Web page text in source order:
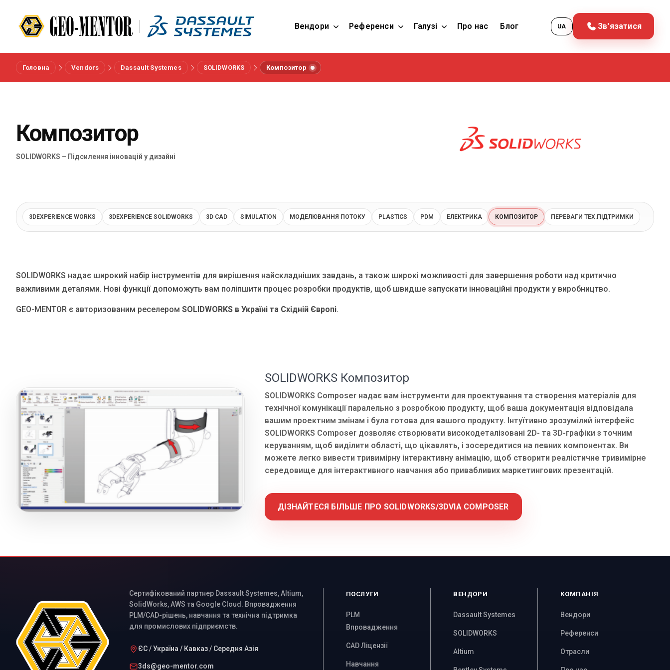
Вендори Референси Галузі Про нас Блог UA Зв'язатися
Меню
Референси
Блог
EN UA IT
Головна Vendors Dassault Systemes SOLIDWORKS Композитор
Композитор
SOLIDWORKS – Підсилення інновацій у дизайні
3DEXPERIENCE WORKS 3DEXPERIENCE SOLIDWORKS 3D CAD SIMULATION МОДЕЛЮВАННЯ ПОТОКУ PLASTICS PDM ЕЛЕКТРИКА КОМПОЗИТОР ПЕРЕВАГИ ТЕХ.ПІДТРИМКИ
SOLIDWORKS надає широкий набір інструментів для вирішення найскладніших завдань, а також широкі можливості для завершення роботи над критично
важливими деталями. Нові функції допоможуть вам поліпшити процес розробки продуктів, щоб швидше запускати інноваційні продукти у виробництво.
GEO-MENTOR є авторизованим реселером SOLIDWORKS в Україні та Східній Європі.
SOLIDWORKS Композитор
SOLIDWORKS Composer надає вам інструменти для проектування та створення матеріалів для
технічної комунікації паралельно з розробкою продукту, щоб ваша документація відповідала
вашим проектним змінам і була готова для вашого продукту. Інтуїтивно зрозумілий інтерфейс
SOLIDWORKS Composer дозволяє створювати високодеталізовані 2D- та 3D-графіки з точним
керуванням, щоб виділити області, що цікавлять, і зосередитися на певних компонентах. Ви
можете легко вивести тривимірну інтерактивну анімацію, щоб створити реалістичне тривимірне
середовище для інтерактивного навчання або привабливих маркетингових презентацій.
ДІЗНАЙТЕСЯ БІЛЬШЕ ПРО SOLIDWORKS/3DVIA COMPOSER
Сертифікований партнер Dassault Systemes, Altium,
SolidWorks, AWS та Google Cloud. Впровадження
PLM/CAD-рішень, навчання та технічна підтримка
для промислових підприємств.
ЄС / Україна / Кавказ / Середня Азія
3ds@geo-mentor.com
ПОСЛУГИ
PLM
Впровадження
CAD Ліцензії
Навчання
ВЕНДОРИ
Dassault Systemes
SOLIDWORKS
Altium
КОМПАНІЯ
Вендори
Референси
Отрасли